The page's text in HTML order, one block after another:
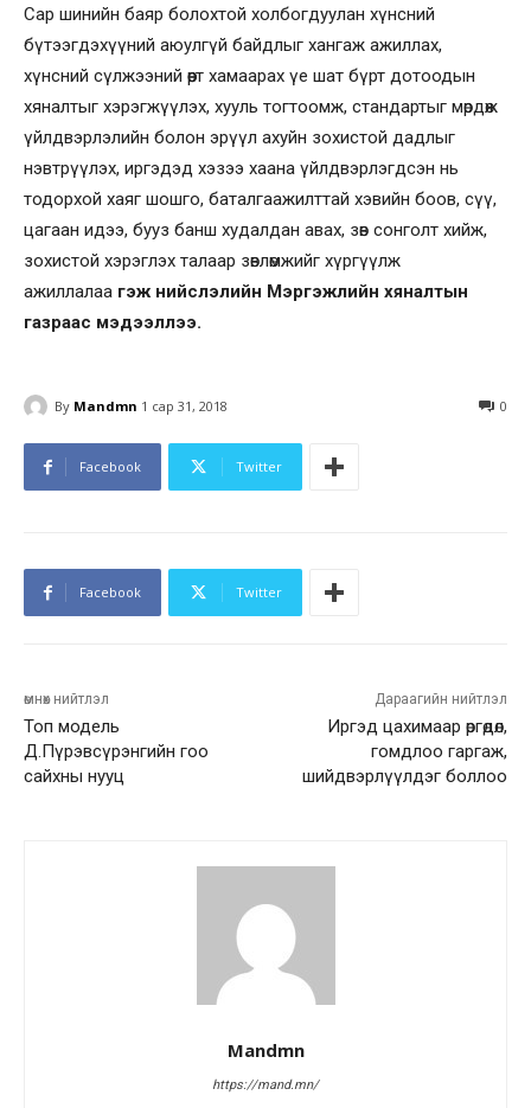
Сар шинийн баяр болохтой холбогдуулан хүнсний
бүтээгдэхүүний аюулгүй байдлыг хангаж ажиллах,
хүнсний сүлжээний өөрт хамаарах үе шат бүрт дотоодын
хяналтыг хэрэгжүүлэх, хууль тогтоомж, стандартыг мөрдөж
үйлдвэрлэлийн болон эрүүл ахуйн зохистой дадлыг
нэвтрүүлэх, иргэдэд хэзээ хаана үйлдвэрлэгдсэн нь
тодорхой хаяг шошго, баталгаажилттай хэвийн боов, сүү,
цагаан идээ, бууз банш худалдан авах, зөв сонголт хийж,
зохистой хэрэглэх талаар зөвлөмжийг хүргүүлж
ажиллалаа гэж нийслэлийн Мэргэжлийн хяналтын
газраас мэдээллээ.
By Mandmn 1 сар 31, 2018 0
Facebook Twitter
Facebook Twitter
өмнөх нийтлэл
Топ модель
Д.Пүрэвсүрэнгийн гоо
сайхны нууц
Дараагийн нийтлэл
Иргэд цахимаар өргөдөл,
гомдлоо гаргаж,
шийдвэрлүүлдэг боллоо
Mandmn
https://mand.mn/